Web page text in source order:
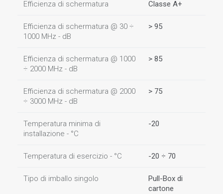
Efficienza di schermatura Classe A+
Efficienza di schermatura @ 30 ÷
1000 MHz - dB
> 95
Efficienza di schermatura @ 1000
÷ 2000 MHz - dB
> 85
Efficienza di schermatura @ 2000
÷ 3000 MHz - dB
> 75
Temperatura minima di
installazione - °C
-20
Temperatura di esercizio - °C -20 ÷ 70
Tipo di imballo singolo
Pull-Box di
cartone